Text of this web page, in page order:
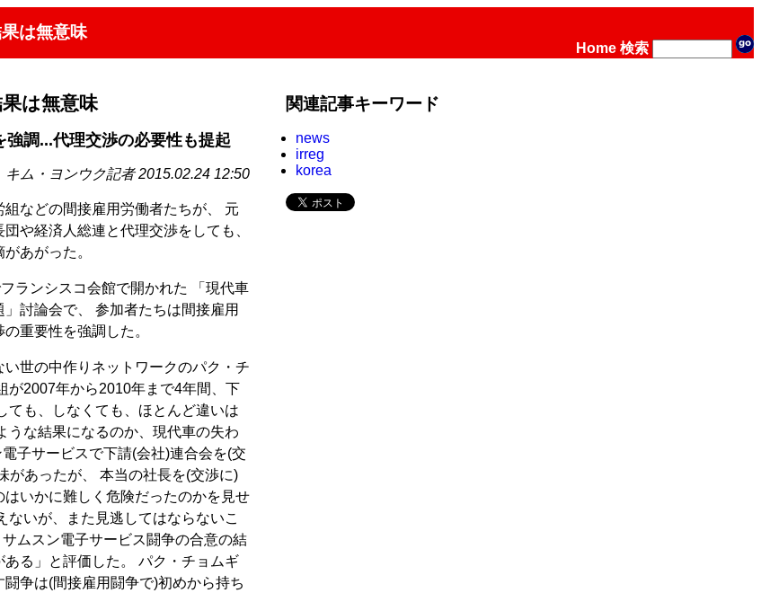
は無意味
Home 検索
は無意味
調...代理交渉の必要性も提起
キム・ヨンウク記者 2015.02.24 12:50
などの間接雇用労働者たちが、 元
や経済人総連と代理交渉をしても、
あがった。
ランシスコ会館で開かれた 「現代車
討論会で、 参加者たちは間接雇用
重要性を強調した。
世の中作りネットワークのパク・チ
が2007年から2010年まで4年間、下
ても、しなくても、ほとんど違いは
うな結果になるのか、現代車の失わ
子サービスで下請(会社)連合会を(交
があったが、 本当の社長を(交渉に)
いかに難しく危険だったのかを見せ
いが、また見逃してはならないこ
ムスン電子サービス闘争の合意の結
る」と評価した。 パク・チョムギ
争は(間接雇用闘争で)初めから持ち
関連記事キーワード
news
irreg
korea